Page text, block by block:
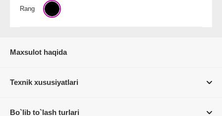
Rang
Maxsulot haqida
Texnik xususiyatlari
Bo`lib to`lash turlari